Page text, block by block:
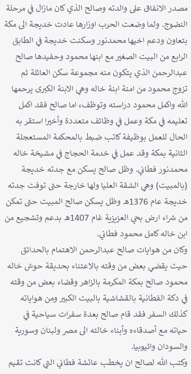
مصدر الانفاق على والدته وصالح الذي كان مازال في مرحلة
النضوج. ولما وضعت الحرب اوزارها عادت خديجة الى مكة
بتعاون ودعم اخيها محمدنور وسكنت خديجة في الطابق
الرابع من البيت الصغير مع ابنها محمود وحفيدها صالح
عبدالرحمن الذي يتكون منه مجموعة سكن العائلة ثم
تزوج محمود من امنة ابنة خاله وهي الابنة الكبرى يرحمها
الله واكمل محمود دراسته وتوظف، اما صالح فقد اكمل
تعليمه في مكة وعمل في وظائف متعددة وأخيرا استقر به
الحال للعمل بوظيفة كاتب ضبط بالمحكمة المستعجلة
الثانية بمكة وقد عمل في خدمة الحجاج في مشيخة خاله
محمدنور فطاني. وظل صالح يسكن مع جدته خديجة
(بالمبيت) وهي الشقة العليا ولها خارجة حتى توفت جدته
خديجة عام 1376هـ وظل يسكن صالح المبيت حتى تمكن
من شراء ارض بحي العزيزية غام 1407هـ بدعم وتشجيع من
ابن خاله كامل محمود فطاني.
وكان من هوايات صالح عبدالرحمن الاهتمام بالحدائق
حيث يقضـي بعض من وقته بالاعتناء بحديقة حوش خاله
محمود صالح بمكة المكرمة بالزاهر وقضاء بعض من وقته
في دكة الفطانية بالقشاشية بالبيت الكبير ومن هواياته
كذلك السفر فقد قام صالح بعدة سفرات سياحية في
حياته مع أصدقاءه وأبناء خالته الى مصر ولبنان وسورية
والسودان واثيوبيا.
وكتب الله لصالح ان يخطب عائشة فطاني التي كانت تقيم